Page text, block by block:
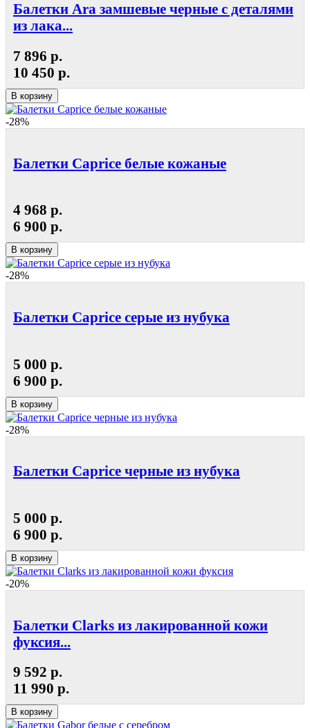
Балетки Ara замшевые черные с деталями
из лака...
7 896 р.
10 450 р.
В корзину
-28%
Балетки Caprice белые кожаные
4 968 р.
6 900 р.
В корзину
-28%
Балетки Caprice серые из нубука
5 000 р.
6 900 р.
В корзину
-28%
Балетки Caprice черные из нубука
5 000 р.
6 900 р.
В корзину
-20%
Балетки Clarks из лакированной кожи
фуксия...
9 592 р.
11 990 р.
В корзину